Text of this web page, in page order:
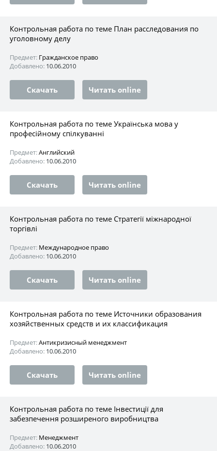
Контрольная работа по теме План расследования по
уголовному делу
Предмет: Гражданское право
Добавлено: 10.06.2010
Скачать Читать online
Контрольная работа по теме Українська мова у
професійному спілкуванні
Предмет:Английский
Добавлено: 10.06.2010
Скачать Читать online
Контрольная работа по теме Стратегії міжнародної
торгівлі
Предмет: Международное право
Добавлено: 10.06.2010
Скачать Читать online
Контрольная работа по теме Источники образования
хозяйственных средств и их классификация
Предмет:Антикризисный менеджмент
Добавлено: 10.06.2010
Скачать Читать online
Контрольная работа по теме Інвестиції для
забезпечення розширеного виробництва
Предмет: Менеджмент
Добавлено: 10.06.2010